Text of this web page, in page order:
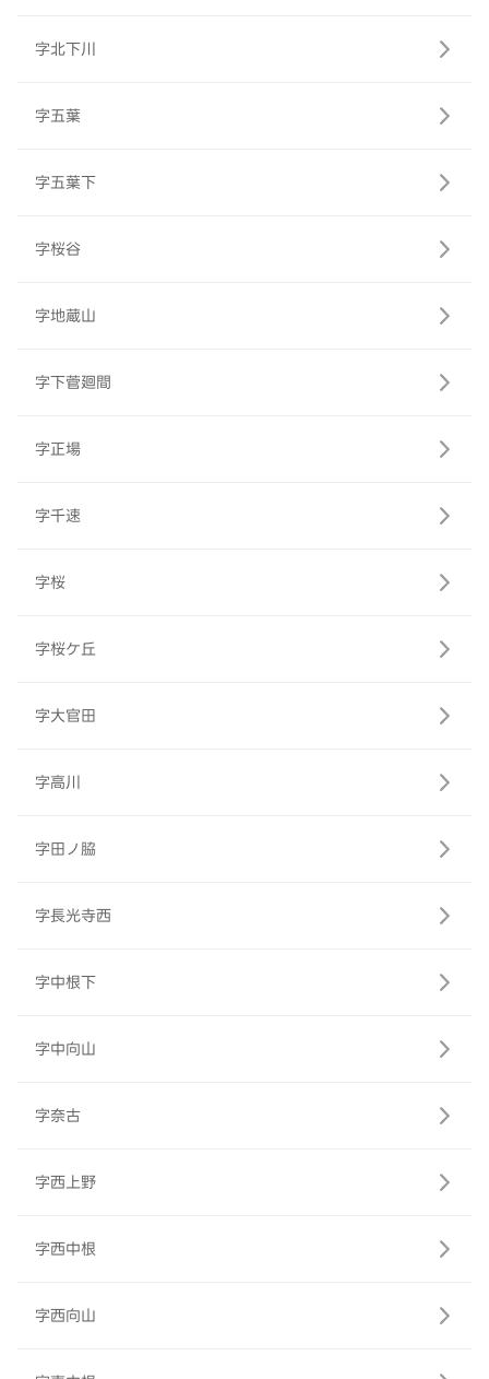
字北下川
字五葉
字五葉下
字桜谷
字地蔵山
字下菅廻間
字正場
字千速
字桜
字桜ケ丘
字大官田
字高川
字田ノ脇
字長光寺西
字中根下
字中向山
字奈古
字西上野
字西中根
字西向山